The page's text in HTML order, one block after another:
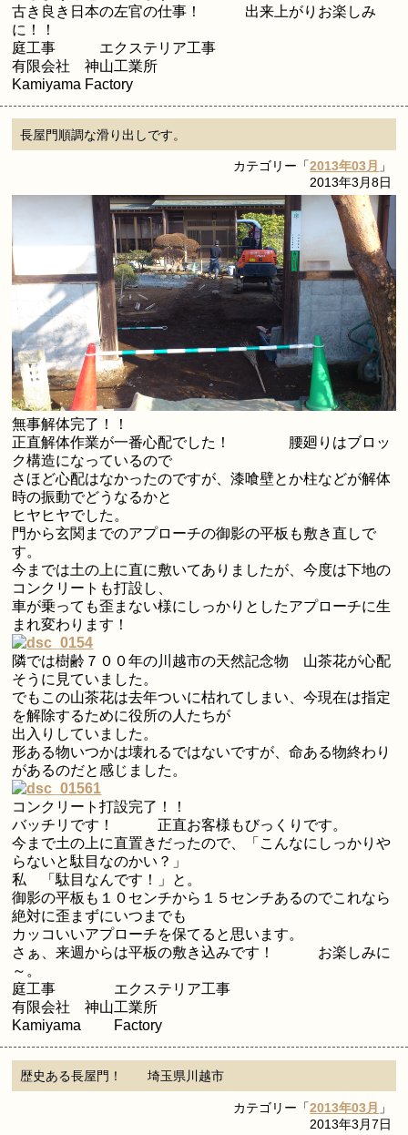
古き良き日本の左官の仕事！ 出来上がりお楽しみ
に！！
庭工事 エクステリア工事
有限会社 神山工業所
Kamiyama Factory
長屋門順調な滑り出しです。
カテゴリー「2013年03月 」
2013年3月8日
無事解体完了！！
正直解体作業が一番心配でした！ 腰廻りはブロッ
ク構造になっているので
さほど心配はなかったのですが、漆喰壁とか柱などが解体
時の振動でどうなるかと
ヒヤヒヤでした。
門から玄関までのアプローチの御影の平板も敷き直しで
す。
今までは土の上に直に敷いてありましたが、今度は下地の
コンクリートも打設し、
車が乗っても歪まない様にしっかりとしたアプローチに生
まれ変わります！
隣では樹齢７００年の川越市の天然記念物 山茶花が心配
そうに見ていました。
でもこの山茶花は去年ついに枯れてしまい、今現在は指定
を解除するために役所の人たちが
出入りしていました。
形ある物いつかは壊れるではないですが、命ある物終わり
があるのだと感じました。
コンクリート打設完了！！
バッチリです！ 正直お客様もびっくりです。
今まで土の上に直置きだったので、「こんなにしっかりや
らないと駄目なのかい？」
私 「駄目なんです！」と。
御影の平板も１０センチから１５センチあるのでこれなら
絶対に歪まずにいつまでも
カッコいいアプローチを保てると思います。
さぁ、来週からは平板の敷き込みです！ お楽しみに
～。
庭工事 エクステリア工事
有限会社 神山工業所
Kamiyama Factory
歴史ある長屋門！ 埼玉県川越市
カテゴリー「2013年03月 」
2013年3月7日